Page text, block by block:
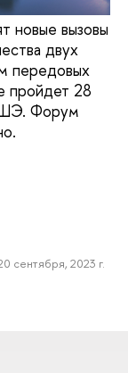
новые вызовы
двух
передовых
пройдет 28
Форум
сентября, 2023 г.